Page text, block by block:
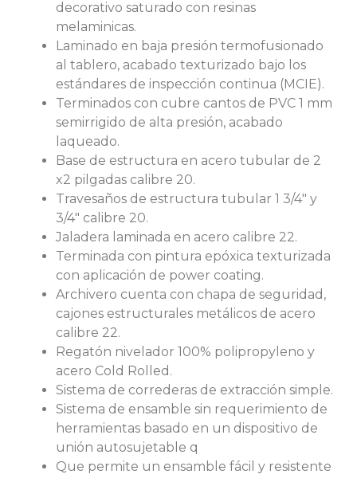
decorativo saturado con resinas
melaminicas.
Laminado en baja presión termofusionado
al tablero, acabado texturizado bajo los
estándares de inspección continua (MCIE).
Terminados con cubre cantos de PVC 1 mm
semirrigido de alta presión, acabado
laqueado.
Base de estructura en acero tubular de 2
x2 pilgadas calibre 20.
Travesaños de estructura tubular 1 3/4″ y
3/4″ calibre 20.
Jaladera laminada en acero calibre 22.
Terminada con pintura epóxica texturizada
con aplicación de power coating.
Archivero cuenta con chapa de seguridad,
cajones estructurales metálicos de acero
calibre 22.
Regatón nivelador 100% polipropyleno y
acero Cold Rolled.
Sistema de correderas de extracción simple.
Sistema de ensamble sin requerimiento de
herramientas basado en un dispositivo de
unión autosujetable q
Que permite un ensamble fácil y resistente